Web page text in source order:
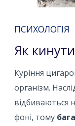
ПСИХОЛОГІЯ
Як
Куріння
організм.
відбиваються
фоні, тому